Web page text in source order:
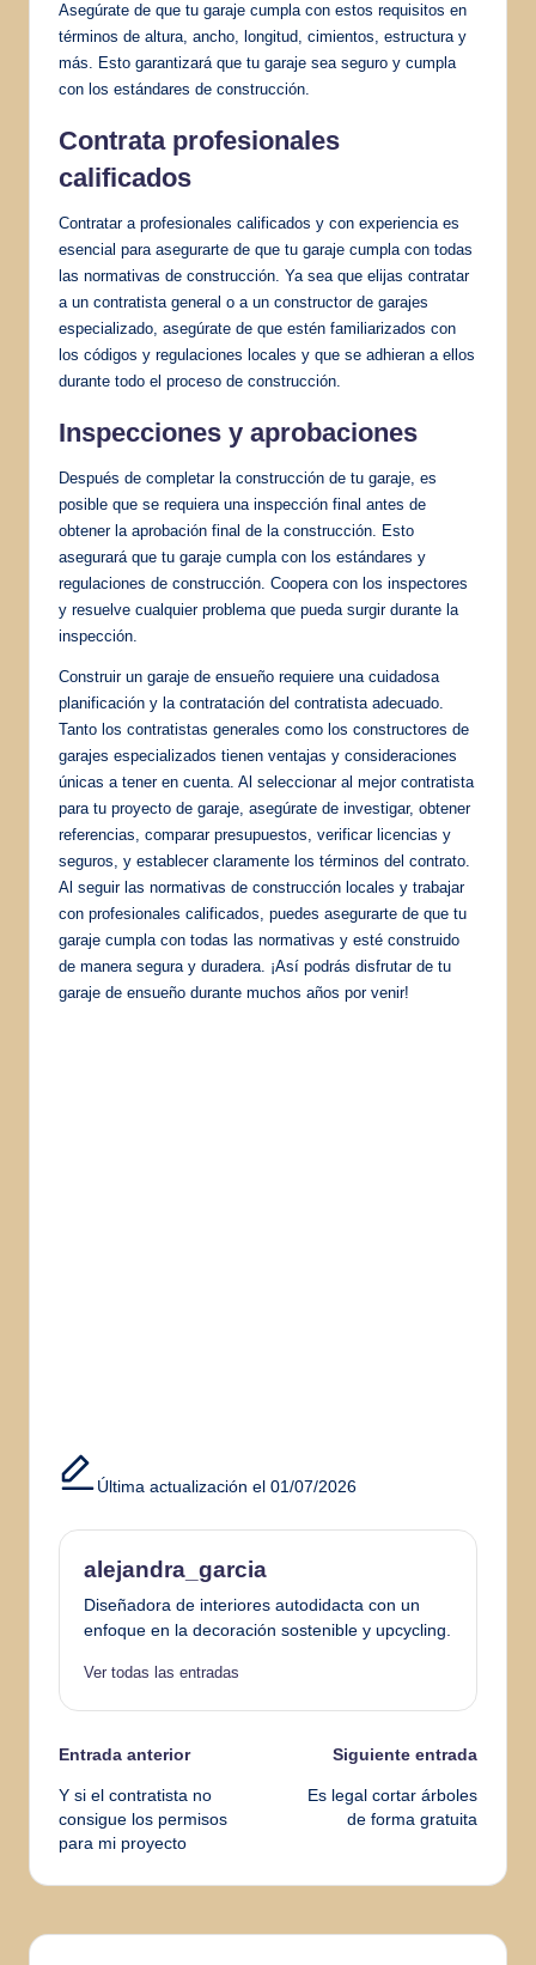
Asegúrate de que tu garaje cumpla con estos requisitos en
términos de altura, ancho, longitud, cimientos, estructura y
más. Esto garantizará que tu garaje sea seguro y cumpla
con los estándares de construcción.
Contrata profesionales
calificados
Contratar a profesionales calificados y con experiencia es
esencial para asegurarte de que tu garaje cumpla con todas
las normativas de construcción. Ya sea que elijas contratar
a un contratista general o a un constructor de garajes
especializado, asegúrate de que estén familiarizados con
los códigos y regulaciones locales y que se adhieran a ellos
durante todo el proceso de construcción.
Inspecciones y aprobaciones
Después de completar la construcción de tu garaje, es
posible que se requiera una inspección final antes de
obtener la aprobación final de la construcción. Esto
asegurará que tu garaje cumpla con los estándares y
regulaciones de construcción. Coopera con los inspectores
y resuelve cualquier problema que pueda surgir durante la
inspección.
Construir un garaje de ensueño requiere una cuidadosa
planificación y la contratación del contratista adecuado.
Tanto los contratistas generales como los constructores de
garajes especializados tienen ventajas y consideraciones
únicas a tener en cuenta. Al seleccionar al mejor contratista
para tu proyecto de garaje, asegúrate de investigar, obtener
referencias, comparar presupuestos, verificar licencias y
seguros, y establecer claramente los términos del contrato.
Al seguir las normativas de construcción locales y trabajar
con profesionales calificados, puedes asegurarte de que tu
garaje cumpla con todas las normativas y esté construido
de manera segura y duradera. ¡Así podrás disfrutar de tu
garaje de ensueño durante muchos años por venir!
Última actualización el 01/07/2026
alejandra_garcia
Diseñadora de interiores autodidacta con un
enfoque en la decoración sostenible y upcycling.
Ver todas las entradas
Navegación
de
entradas
Entrada anterior
Y si el contratista no
consigue los permisos
para mi proyecto
Siguiente entrada
Es legal cortar árboles
de forma gratuita